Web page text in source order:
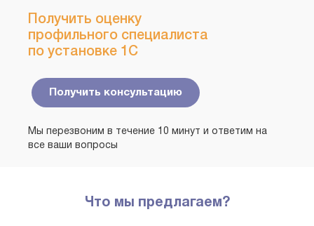
Получить оценку
профильного специалиста
по установке 1С
Получить консультацию
Мы перезвоним в течение 10 минут и ответим на
все ваши вопросы
Что мы предлагаем?